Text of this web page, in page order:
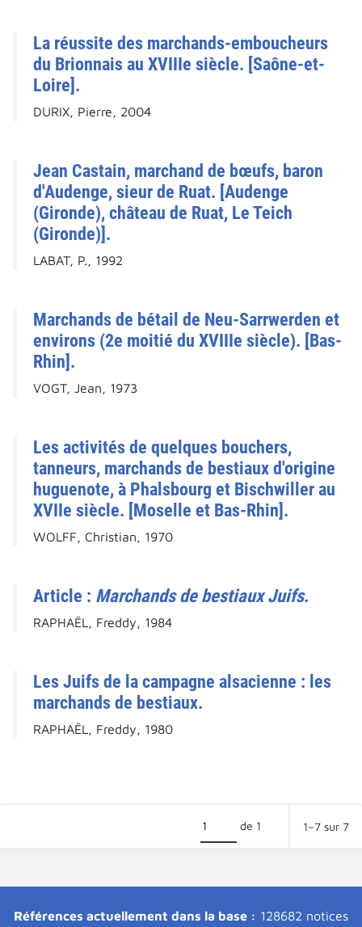
La réussite des marchands-emboucheurs
du Brionnais au XVIIIe siècle. [Saône-et-
Loire].
DURIX, Pierre, 2004
Jean Castain, marchand de bœufs, baron
d'Audenge, sieur de Ruat. [Audenge
(Gironde), château de Ruat, Le Teich
(Gironde)].
LABAT, P., 1992
Marchands de bétail de Neu-Sarrwerden et
environs (2e moitié du XVIIIe siècle). [Bas-
Rhin].
VOGT, Jean, 1973
Les activités de quelques bouchers,
tanneurs, marchands de bestiaux d'origine
huguenote, à Phalsbourg et Bischwiller au
XVIIe siècle. [Moselle et Bas-Rhin].
WOLFF, Christian, 1970
Article : Marchands de bestiaux Juifs.
RAPHAËL, Freddy, 1984
Les Juifs de la campagne alsacienne : les
marchands de bestiaux.
RAPHAËL, Freddy, 1980
de 1 1–7 sur 7
Références actuellement dans la base : 128682 notices